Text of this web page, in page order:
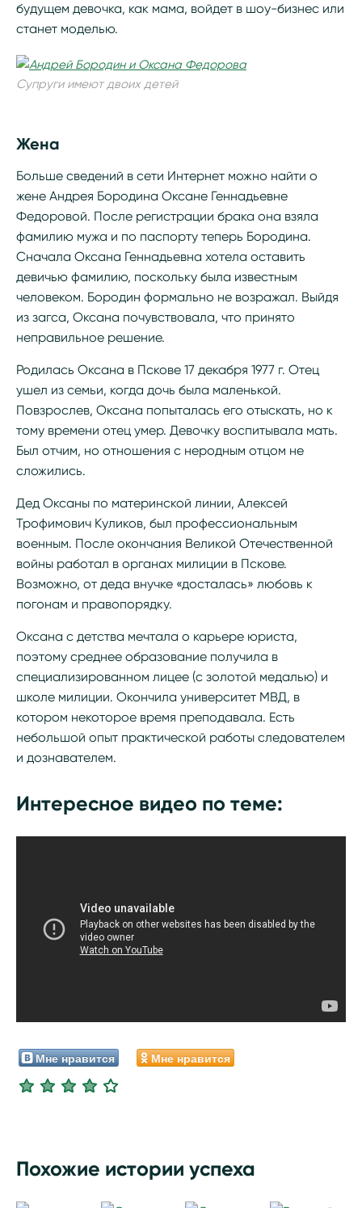
будущем девочка, как мама, войдет в шоу-бизнес или
станет моделью.
Супруги имеют двоих детей
Жена
Больше сведений в сети Интернет можно найти о
жене Андрея Бородина Оксане Геннадьевне
Федоровой. После регистрации брака она взяла
фамилию мужа и по паспорту теперь Бородина.
Сначала Оксана Геннадьевна хотела оставить
девичью фамилию, поскольку была известным
человеком. Бородин формально не возражал. Выйдя
из загса, Оксана почувствовала, что принято
неправильное решение.
Родилась Оксана в Пскове 17 декабря 1977 г. Отец
ушел из семьи, когда дочь была маленькой.
Повзрослев, Оксана попыталась его отыскать, но к
тому времени отец умер. Девочку воспитывала мать.
Был отчим, но отношения с неродным отцом не
сложились.
Дед Оксаны по материнской линии, Алексей
Трофимович Куликов, был профессиональным
военным. После окончания Великой Отечественной
войны работал в органах милиции в Пскове.
Возможно, от деда внучке «досталась» любовь к
погонам и правопорядку.
Оксана с детства мечтала о карьере юриста,
поэтому среднее образование получила в
специализированном лицее (с золотой медалью) и
школе милиции. Окончила университет МВД, в
котором некоторое время преподавала. Есть
небольшой опыт практической работы следователем
и дознавателем.
Интересное видео по теме:
Мне нравится Мне нравится
Похожие истории успеха